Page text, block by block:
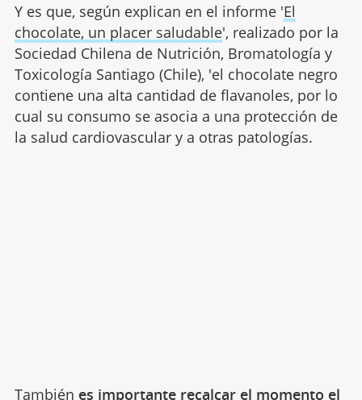
Y es que, según explican en el informe 'El
chocolate, un placer saludable', realizado por la
Sociedad Chilena de Nutrición, Bromatología y
Toxicología Santiago (Chile), 'el chocolate negro
contiene una alta cantidad de flavanoles, por lo
cual su consumo se asocia a una protección de
la salud cardiovascular y a otras patologías.
También es importante recalcar el momento el